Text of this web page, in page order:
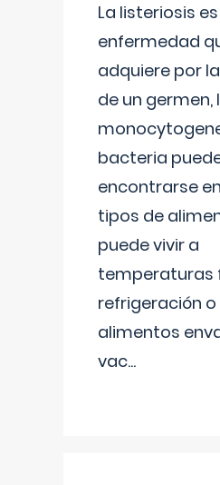
La listeriosis
enfermedad
adquiere por
de un germen,
bacteria
encontrarse
tipos de
puede vivir a
temperaturas
refrigeración o
alimentos
vac...